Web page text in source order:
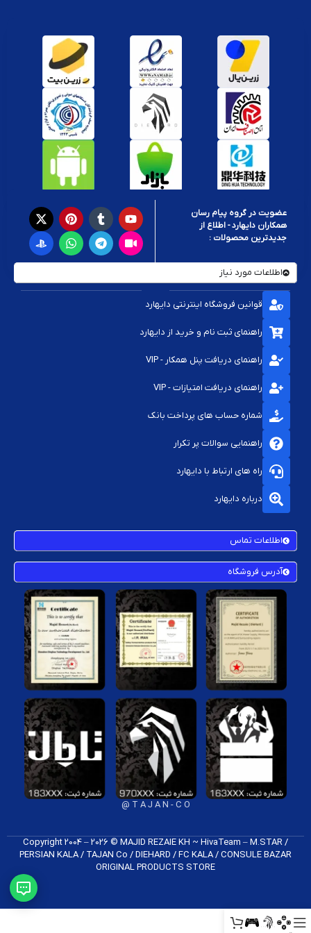
عضویت در گروه پیام رسان
همکاران دایهارد - اطلاع از
جدیدترین محصولات :
اطلاعات مورد نیاز
قوانین فروشگاه اینترنتی دایهارد
راهنمای ثبت نام و خرید از دایهارد
راهنمای دریافت پنل همکار - VIP
راهنمای دریافت امتیازات - VIP
شماره حساب های پرداخت بانک
راهنمایی سوالات پر تکرار
راه های ارتباط با دایهارد
درباره دایهارد
اطلاعات تماس
آدرس فروشگاه
T A J A N - C O @
Copyright 2004 – 2026 © MAJID REZAIE KH ~ HivaTeam – M.STAR /
PERSIAN KALA / TAJAN Co / DIEHARD / FC K​ALA / CONSULE BAZAR
ORIGINAL PRODUCTS​ STORE